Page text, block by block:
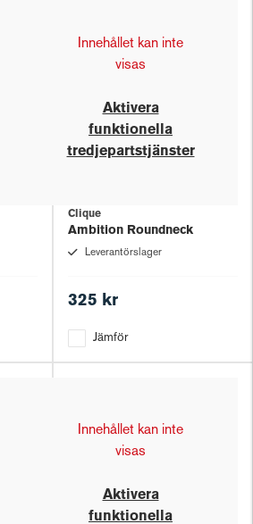
Innehållet kan inte
visas
Aktivera
funktionella
tredjepartstjänster
Clique
Ambition Roundneck
Leverantörslager
325 kr
Jämför
Innehållet kan inte
visas
Aktivera
funktionella